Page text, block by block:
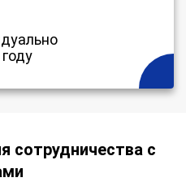
сотрудничества с